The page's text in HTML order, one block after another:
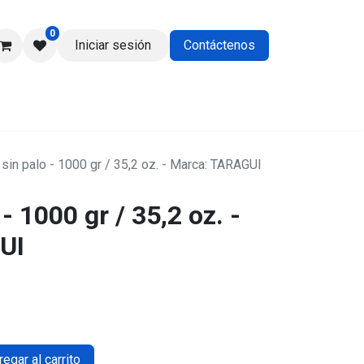
0
Iniciar sesión Contáctenos
palo - 1000 gr / 35,2 oz. - Marca: TARAGUI
1000 gr / 35,2 oz. -
al carrito